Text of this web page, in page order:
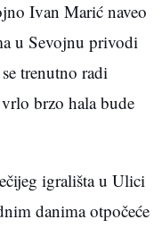
Ivan Marić naveo
u Sevojnu privodi
trenutno radi
brzo hala bude
igrališta u Ulici
danima otpočeće